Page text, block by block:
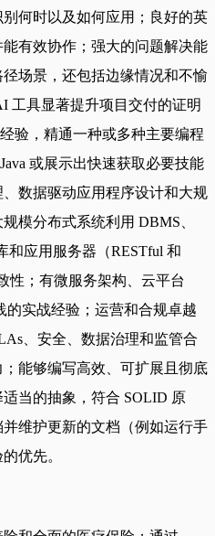
何时以及如何应用；良好的英
有效协作；强大的问题解决能
场景，还包括边缘情况和不愉
工具显著提升项目交付的证明
验，精通一种或多种主要编程
或展示出快速获取必要技能
数据驱动应用程序设计和大规
模分布式系统利用 DBMS、
和应用服务器（RESTful 和
性；有微服务架构、云平台
的实战经验；运营和合规卓越
、安全、数据治理和监管合
能够编写高效、可扩展且彻底
当的抽象，符合 SOLID 原
维护更新的文档（例如运行手
优先。